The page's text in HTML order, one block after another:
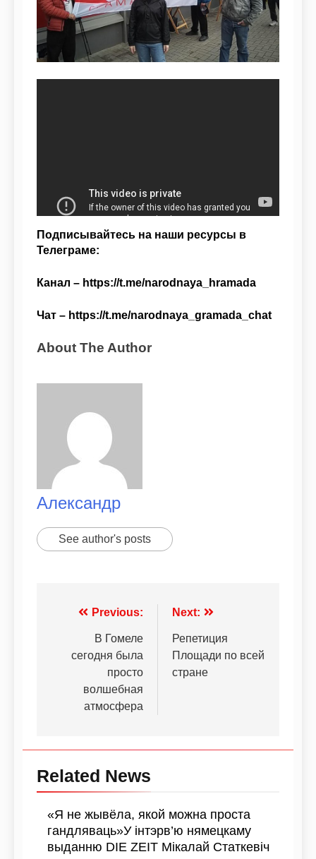
Подписывайтесь на наши ресурсы в
Телеграме:
Канал – https://t.me/narodnaya_hramada
Чат – https://t.me/narodnaya_gramada_chat
About The Author
Александр
See author's posts
Previous:
В Гомеле
сегодня была
просто
волшебная
атмосфера
Next:
Репетиция
Площади по всей
стране
Related News
«Я не жывёла, якой можна проста
гандляваць»У інтэрв’ю нямецкаму
выданню DIE ZEIT Мікалай Статкевіч